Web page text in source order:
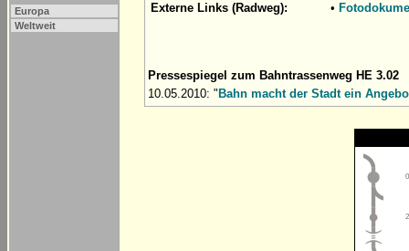
Europa
Weltweit
Externe Links (Radweg):
•
Pressespiegel zum Bahntrassenweg HE 3.02
10.05.2010: "Bahn macht der Stadt ein